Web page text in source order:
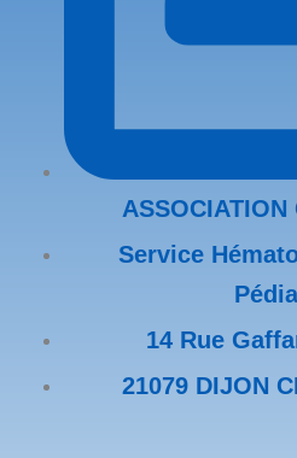
ASSOCIATION
Service
14 Rue
21079 DIJON